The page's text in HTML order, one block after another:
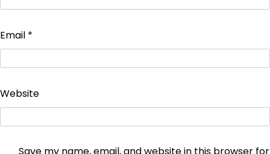
Email *
Website
Save my name, email, and website in this browser for